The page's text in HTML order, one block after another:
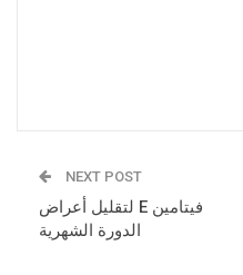
NEXT POST
فيتامين E لتقليل أعراض
الدورة الشهرية